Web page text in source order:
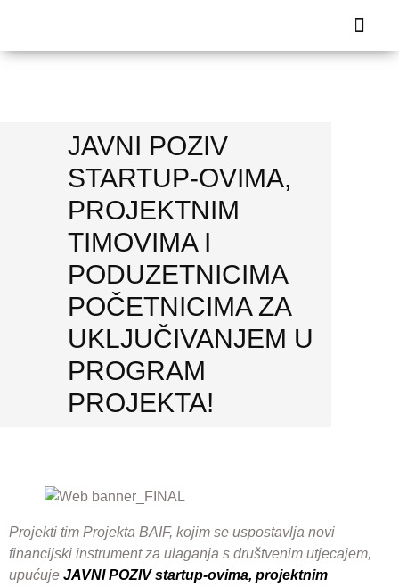
JAVNI POZIV
STARTUP-OVIMA,
PROJEKTNIM
TIMOVIMA I
PODUZETNICIMA
POČETNICIMA ZA
UKLJUČIVANJEM U
PROGRAM
PROJEKTA!
Projekti tim Projekta BAIF, kojim se uspostavlja novi
financijski instrument za ulaganja s društvenim utjecajem,
upućuje JAVNI POZIV startup-ovima, projektnim